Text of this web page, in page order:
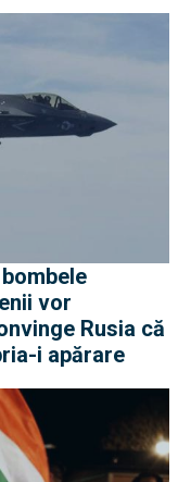
vor
Rusia că
i apărare